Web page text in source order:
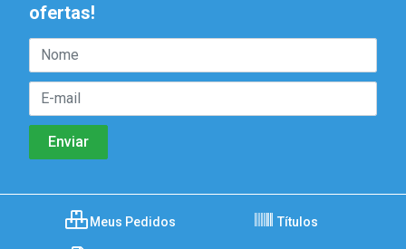
ofertas!
Meus Pedidos Títulos